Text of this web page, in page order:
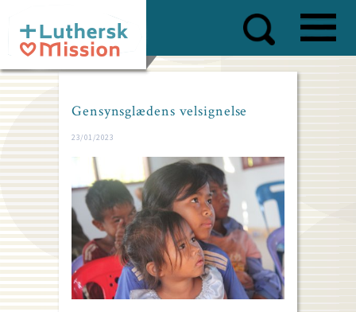
main
content
Gensynsglædens velsignelse
23/01/2023